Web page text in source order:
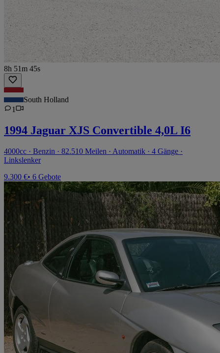
8h 51m 45s
South Holland
1
1994 Jaguar XJS Convertible 4,0L I6
4000cc · Benzin · 82.510 Meilen · Automatik · 4 Gänge ·
Linkslenker
9.300 €• 6 Gebote